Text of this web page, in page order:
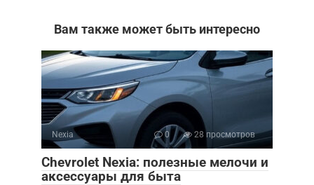
Вам также может быть интересно
Nexia 0 28 просмотров
Chevrolet Nexia: полезные мелочи и
аксессуары для быта